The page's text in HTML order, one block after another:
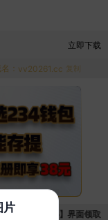
立即下载
： vv20261.cc 复制
往【福利中心】界面领取
片